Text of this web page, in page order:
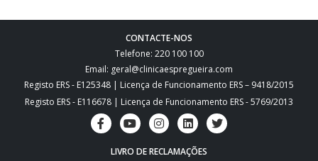
CONTACTE-NOS
Telefone: 220 100 100
Email: geral@clinicaespregueira.com
Registo ERS - E125348 | Licença de Funcionamento ERS – 9418/2015
Registo ERS - E116678 | Licença de Funcionamento ERS - 5769/2013
LIVRO DE RECLAMAÇÕES